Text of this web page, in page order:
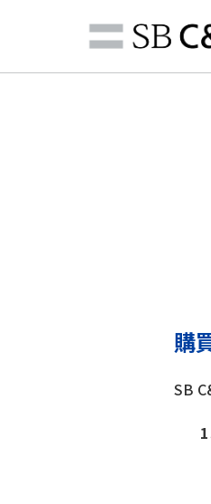
購
SB